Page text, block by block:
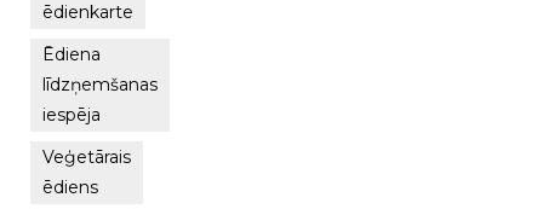
ēdienkarte
Ēdiena
līdzņemšanas
iespēja
Veģetārais
ēdiens